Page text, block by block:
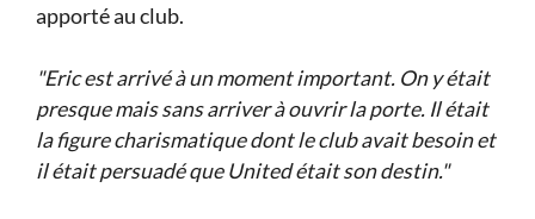
apporté au club.
"Eric est arrivé à un moment important. On y était
presque mais sans arriver à ouvrir la porte. Il était
la figure charismatique dont le club avait besoin et
il était persuadé que United était son destin."